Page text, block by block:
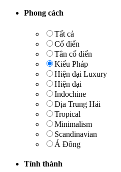
Phong cách
Tất cả
Cổ điển
Tân cổ điển
Kiểu Pháp
Hiện đại Luxury
Hiện đại
Indochine
Địa Trung Hải
Tropical
Minimalism
Scandinavian
Á Đông
Tỉnh thành